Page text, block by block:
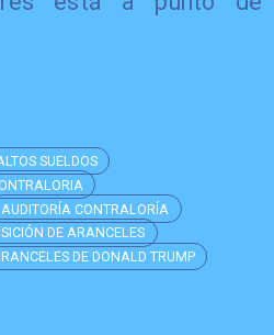
SUELDOS
AUDITORÍA CONTRALORÍA
DE ARANCELES
DE DONALD TRUMP